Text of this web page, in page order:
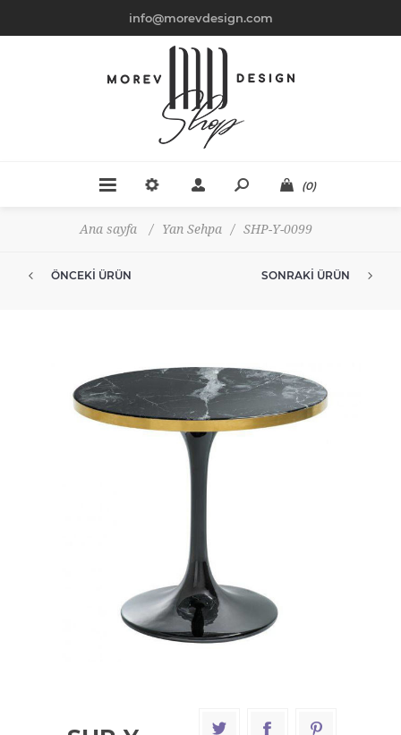
info@morevdesign.com
(0)
Ana sayfa / Yan Sehpa / SHP-Y-0099
ÖNCEKI ÜRÜN SONRAKI ÜRÜN